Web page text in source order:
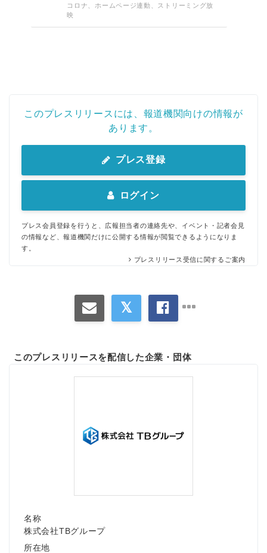
コロナ、ホームページ連動、ストリーミング放
映
このプレスリリースには、報道機関向けの情報が
あります。
プレス登録
ログイン
プレス会員登録を行うと、広報担当者の連絡先や、イベント・記者会見
の情報など、報道機関だけに公開する情報が閲覧できるようになりま
す。
プレスリリース受信に関するご案内
このプレスリリースを配信した企業・団体
名称
株式会社TBグループ
所在地